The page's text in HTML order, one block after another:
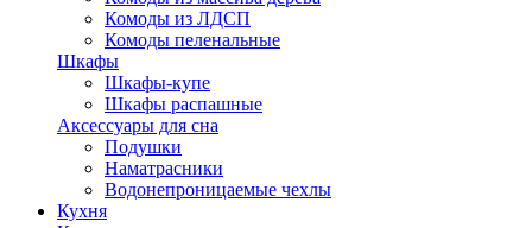
Комоды из ЛДСП
Комоды пеленальные
Шкафы
Шкафы-купе
Шкафы распашные
Аксессуары для сна
Подушки
Наматрасники
Водонепроницаемые чехлы
Кухня